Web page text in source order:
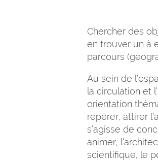
Chercher des
en trouver un à
parcours
Au sein de
la circulation et
orientation
repérer, attirer
s’agisse de
animer,
scientifique, le